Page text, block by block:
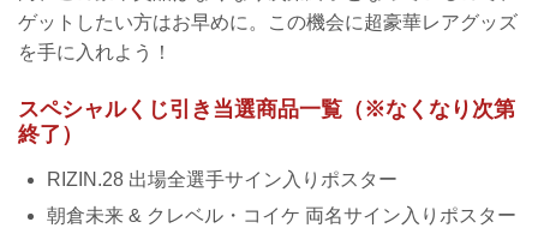
ゲットしたい方はお早めに。この機会に超豪華レアグッズ
を手に入れよう！
スペシャルくじ引き当選商品一覧（※なくなり次第
終了）
RIZIN.28 出場全選手サイン入りポスター
朝倉未来 & クレベル・コイケ 両名サイン入りポスター